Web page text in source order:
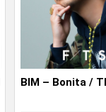
BIM – Bonita /